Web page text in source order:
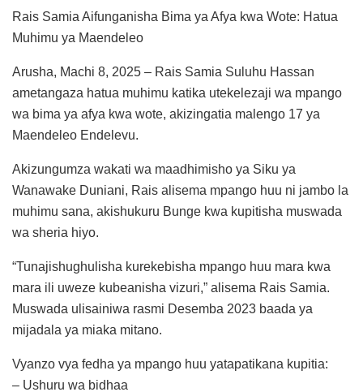
Rais Samia Aifunganisha Bima ya Afya kwa Wote: Hatua
Muhimu ya Maendeleo
Arusha, Machi 8, 2025 – Rais Samia Suluhu Hassan
ametangaza hatua muhimu katika utekelezaji wa mpango
wa bima ya afya kwa wote, akizingatia malengo 17 ya
Maendeleo Endelevu.
Akizungumza wakati wa maadhimisho ya Siku ya
Wanawake Duniani, Rais alisema mpango huu ni jambo la
muhimu sana, akishukuru Bunge kwa kupitisha muswada
wa sheria hiyo.
“Tunajishughulisha kurekebisha mpango huu mara kwa
mara ili uweze kubeanisha vizuri,” alisema Rais Samia.
Muswada ulisainiwa rasmi Desemba 2023 baada ya
mijadala ya miaka mitano.
Vyanzo vya fedha ya mpango huu yatapatikana kupitia:
– Ushuru wa bidhaa